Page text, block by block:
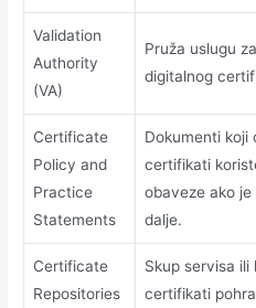
Validation
Authority
(VA)
Pruža uslugu
digitalnog
Certificate
Policy and
Practice
Statements
Dokumenti koji
certifikati
obaveze ako
dalje.
Certificate
Repositories
Skup servisa ili
certifikati